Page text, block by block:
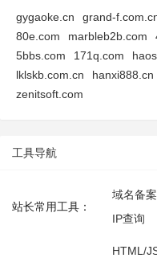
gygaoke.cn grand-
80e.com
marbleb2b.com
5bbs.com
171q.com
lklskb.com.cn
hanxi888.cn
zenitsoft.com
工具导航
站长常用工具：
域名备
IP查询
HTML/